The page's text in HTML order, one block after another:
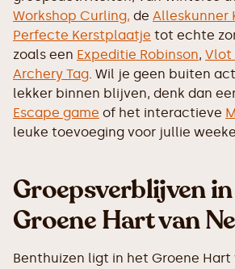
Workshop Curling, de Alleskunner
Perfecte Kerstplaatje tot echte
zoals een Expeditie Robinson, Vlot
Archery Tag. Wil je geen buiten
lekker binnen blijven, denk dan
Escape game of het interactieve
leuke toevoeging voor jullie
Groepsverblijven
Groene Hart van
Benthuizen ligt in het Groene Hart